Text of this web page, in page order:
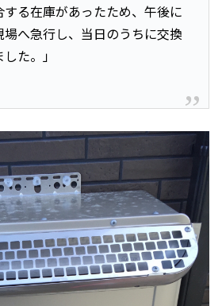
る在庫があったため、午後に
へ急行し、当日のうちに交換
た。」